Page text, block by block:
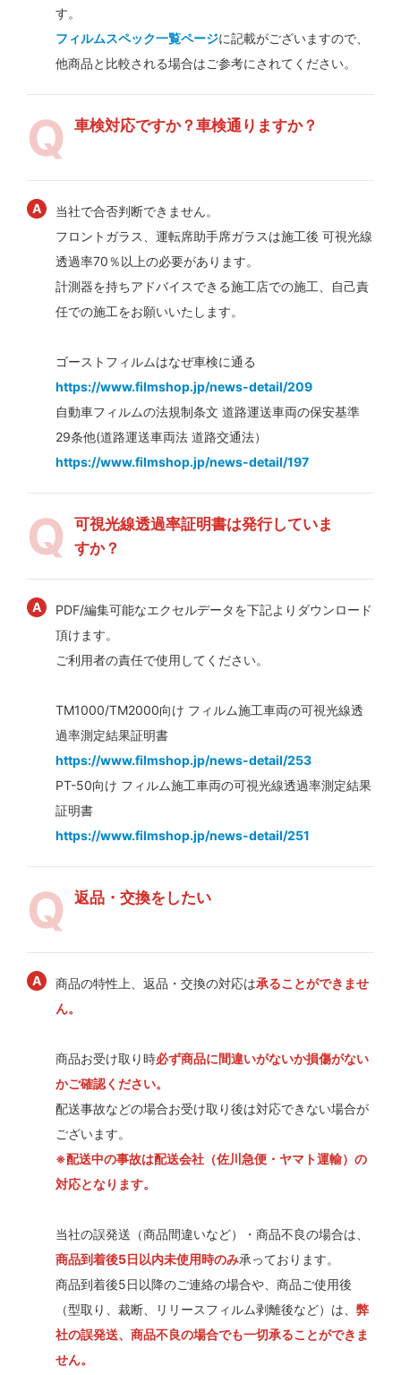
す。
フィルムスペック一覧ページに記載がございますので、
他商品と比較される場合はご参考にされてください。
車検対応ですか？車検通りますか？
当社で合否判断できません。
フロントガラス、運転席助手席ガラスは施工後 可視光線
透過率70％以上の必要があります。
計測器を持ちアドバイスできる施工店での施工、自己責
任での施工をお願いいたします。
ゴーストフィルムはなぜ車検に通る
https://www.filmshop.jp/news-detail/209
自動車フィルムの法規制条文 道路運送車両の保安基準
29条他(道路運送車両法 道路交通法）
https://www.filmshop.jp/news-detail/197
可視光線透過率証明書は発行していま
すか？
PDF/編集可能なエクセルデータを下記よりダウンロード
頂けます。
ご利用者の責任で使用してください。
TM1000/TM2000向け フィルム施工車両の可視光線透
過率測定結果証明書
https://www.filmshop.jp/news-detail/253
PT-50向け フィルム施工車両の可視光線透過率測定結果
証明書
https://www.filmshop.jp/news-detail/251
返品・交換をしたい
商品の特性上、返品・交換の対応は承ることができませ
ん。
商品お受け取り時必ず商品に間違いがないか損傷がない
かご確認ください。
配送事故などの場合お受け取り後は対応できない場合が
ございます。
※配送中の事故は配送会社（佐川急便・ヤマト運輸）の
対応となります。
当社の誤発送（商品間違いなど）・商品不良の場合は、
商品到着後5日以内未使用時のみ承っております。
商品到着後5日以降のご連絡の場合や、商品ご使用後
（型取り、裁断、リリースフィルム剥離後など）は、 弊
社の誤発送、商品不良の場合でも一切承ることができま
せん。